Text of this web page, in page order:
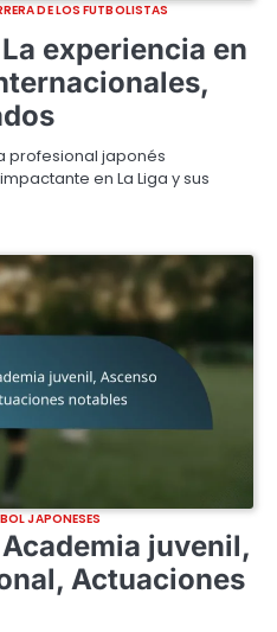
DE LOS FUTBOLISTAS
experiencia en
profesional japonés
en La Liga y sus
JAPONESES
juvenil,
Actuaciones